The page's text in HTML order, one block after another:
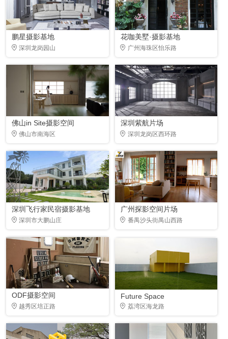
鹏星摄影基地
深圳龙岗园山
花咖美墅·摄影基地
广州海珠区怡乐路
佛山in Site摄影空间
佛山市南海区
深圳紫航片场
深圳龙岗区西环路
深圳飞行家民宿摄影基地
深圳市大鹏山庄
广州探影空间片场
番禺沙头街禺山西路
ODF摄影空间
越秀区培正路
Future Space
荔湾区海龙路